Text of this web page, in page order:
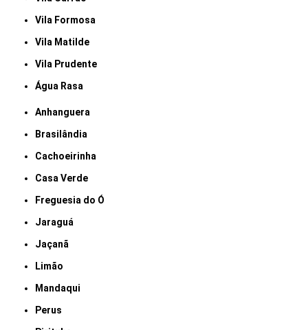
Vila Formosa
Vila Matilde
Vila Prudente
Água Rasa
Anhanguera
Brasilândia
Cachoeirinha
Casa Verde
Freguesia do Ó
Jaraguá
Jaçanã
Limão
Mandaqui
Perus